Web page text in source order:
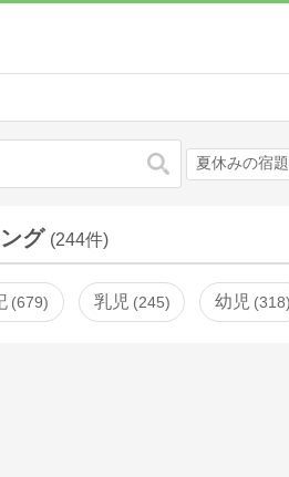
検索 夏休みの宿題
グ (244件)
679 乳児 245 幼児 318